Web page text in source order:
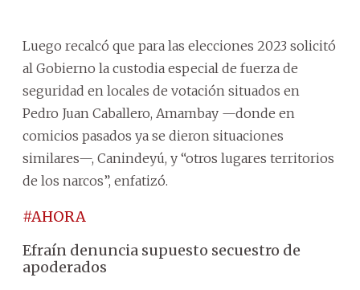
Luego recalcó que para las elecciones 2023 solicitó
al Gobierno la custodia especial de fuerza de
seguridad en locales de votación situados en
Pedro Juan Caballero, Amambay —donde en
comicios pasados ya se dieron situaciones
similares—, Canindeyú, y “otros lugares territorios
de los narcos”, enfatizó.
#AHORA
Efraín denuncia supuesto secuestro de
apoderados